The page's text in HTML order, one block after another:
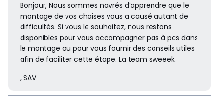
Bonjour, Nous sommes navrés d’apprendre que le
montage de vos chaises vous a causé autant de
difficultés. Si vous le souhaitez, nous restons
disponibles pour vous accompagner pas à pas dans
le montage ou pour vous fournir des conseils utiles
afin de faciliter cette étape. La team sweeek.
, SAV